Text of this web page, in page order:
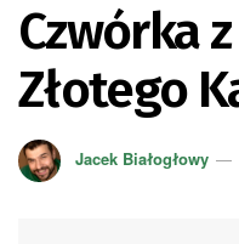
Czwórka
Złotego
Jacek Białogłowy